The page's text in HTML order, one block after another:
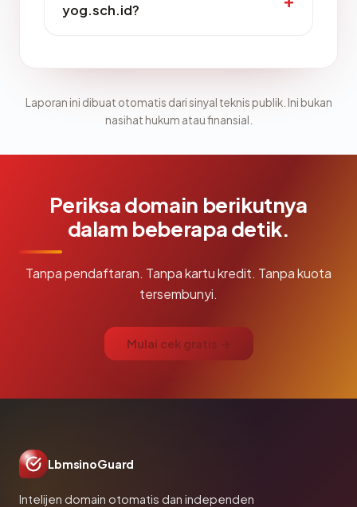
yog.sch.id?
Laporan ini dibuat otomatis dari sinyal teknis publik. Ini bukan
nasihat hukum atau finansial.
Periksa domain berikutnya
dalam beberapa detik.
Tanpa pendaftaran. Tanpa kartu kredit. Tanpa kuota
tersembunyi.
Mulai cek gratis →
LbmsinoGuard
Intelijen domain otomatis dan independen